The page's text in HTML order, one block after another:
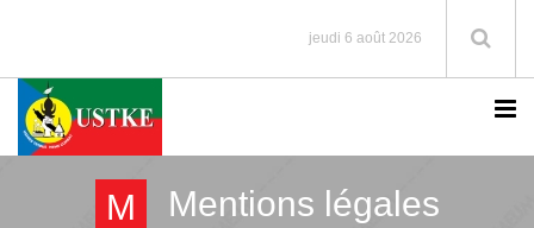
jeudi 6 août 2026
M Mentions légales